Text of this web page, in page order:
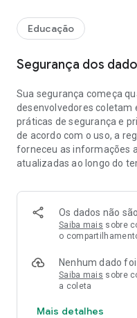
Educação
Segurança dos
Sua segurança começa
desenvolvedores coletam
práticas de segurança e
de acordo com o uso, a
forneceu as informações
atualizadas ao longo do
Os dados não
Saiba mais sobre
o
Nenhum dado
Saiba mais sobre
a coleta
Mais detalhes